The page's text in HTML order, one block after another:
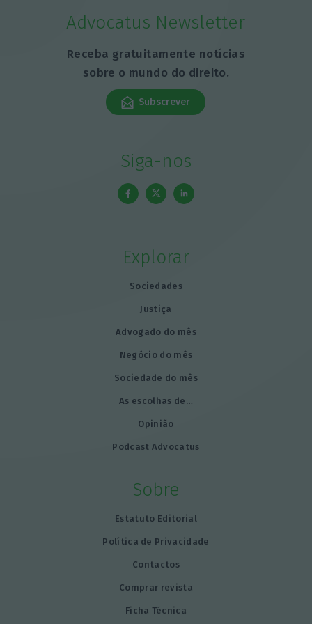
Advocatus Newsletter
Receba gratuitamente notícias
sobre o mundo do direito.
Subscrever
Siga-nos
Explorar
Sociedades
Justiça
Advogado do mês
Negócio do mês
Sociedade do mês
As escolhas de…
Opinião
Podcast Advocatus
Sobre
Estatuto Editorial
Política de Privacidade
Contactos
Comprar revista
Ficha Técnica